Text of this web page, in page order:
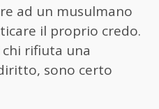
ad un musulmano
il proprio credo.
rifiuta una
sono certo